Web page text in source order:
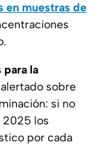
en muestras de
para la
alertado sobre
si no
2025 los
por cada